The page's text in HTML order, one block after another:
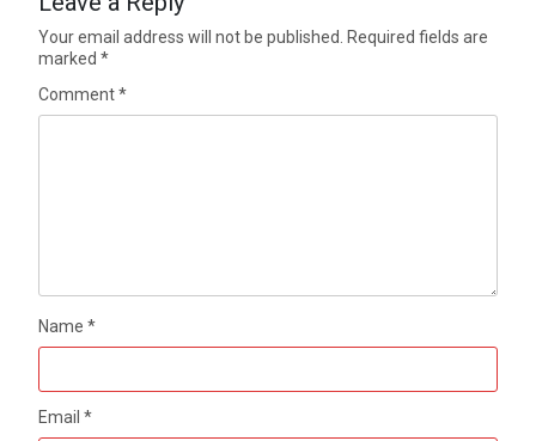
Your email address will not be published.
Required fields are
marked*
Comment*
Name*
Email*